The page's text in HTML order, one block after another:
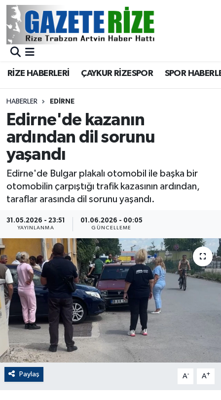
RİZE HABERLERİ ÇAYKUR RİZESPOR SPOR
HABERLER EDIRNE
Edirne'de kazanın
ardından dil sorunu
yaşandı
Edirne'de Bulgar plakalı otomobil ile başka bir
otomobilin çarpıştığı trafik kazasının ardından,
taraflar arasında dil sorunu yaşandı.
31.05.2026 - 23:51
YAYINLANMA
01.06.2026 - 00:05
GÜNCELLEME
Paylaş A- A+
BÖLGEMİZ
Asayiş
Rize Jandarma Komutanlığı
Bilim Teknoloji
Bölge
Advertising news
ÇEVRE
Dış Haberler
Dünya
EĞİTİM
EKONOMİ
English News
Merkez Nöbetçi Eczaneler
Merkez Trafik Yoğunluk Haritası
Süper Lig Puan Durumu ve Fikstür
Tüm Manşetler
Son Dakika Haberleri
Haber Arşivi